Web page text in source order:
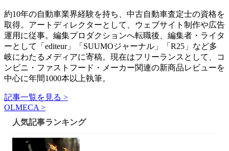
約10年の自動車業界経験を持ち、中古自動車査定士の資格を
取得。アートディレクターとして、ウェブサイト制作や広告
運用に従事。編集プロダクションへ転職後、編集者・ライタ
ーとして「editeur」「SUUMOジャーナル」「R25」など多
岐にわたるメディアに寄稿。現在はフリーランスとして、コ
ンビニ・ファストフード・メーカー関連の新商品レビューを
中心に年間1000本以上執筆。
記事一覧を見る >
OLMECA >
人気記事ランキング